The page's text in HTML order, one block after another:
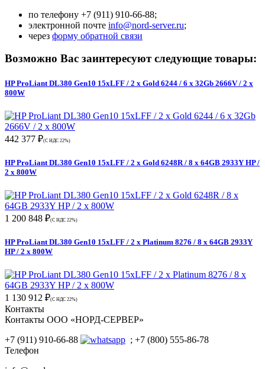
по телефону +7 (911) 910-66-88;
электронной почте info@nord-server.ru;
через форму обратной связи
Возможно Вас заинтересуют следующие товары:
HP ProLiant DL380 Gen10 15xLFF / 2 x Gold 6244 / 6 x 32Gb 2666V / 2 x
800W
442 377 ₽(С НДС 22%)
HP ProLiant DL380 Gen10 15xLFF / 2 x Gold 6248R / 8 x 64GB 2933Y HP /
2 x 800W
1 200 848 ₽(С НДС 22%)
HP ProLiant DL380 Gen10 15xLFF / 2 x Platinum 8276 / 8 x 64GB 2933Y
HP / 2 x 800W
1 130 912 ₽(С НДС 22%)
Контакты
Контакты ООО «НОРД-СЕРВЕР»
+7 (911) 910-66-88
; +7 (800) 555-86-78
Телефон